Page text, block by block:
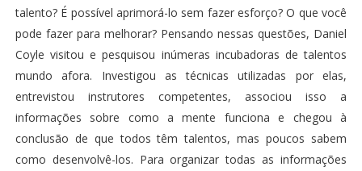
talento? É possível aprimorá-lo sem fazer esforço? O que você
pode fazer para melhorar? Pensando nessas questões, Daniel
Coyle visitou e pesquisou inúmeras incubadoras de talentos
mundo afora. Investigou as técnicas utilizadas por elas,
entrevistou instrutores competentes, associou isso a
informações sobre como a mente funciona e chegou à
conclusão de que todos têm talentos, mas poucos sabem
como desenvolvê-los. Para organizar todas as informações